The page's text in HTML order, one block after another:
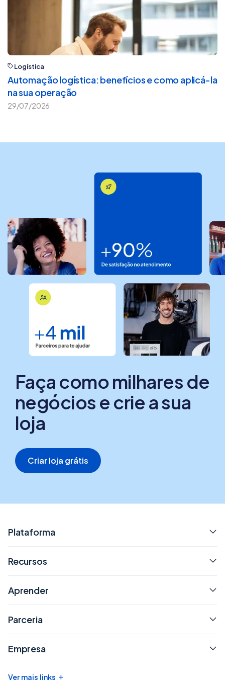
Logística
Automação logística: benefícios e como aplicá-la
na sua operação
29/07/2026
Faça como milhares de
negócios e crie a sua
loja
Criar loja grátis
Plataforma
Recursos
Aprender
Parceria
Empresa
Ver mais links +